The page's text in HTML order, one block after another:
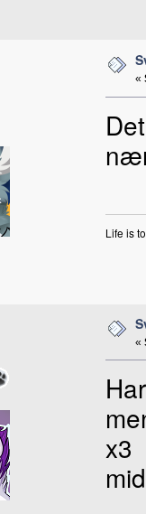
«
Life is
«
x3